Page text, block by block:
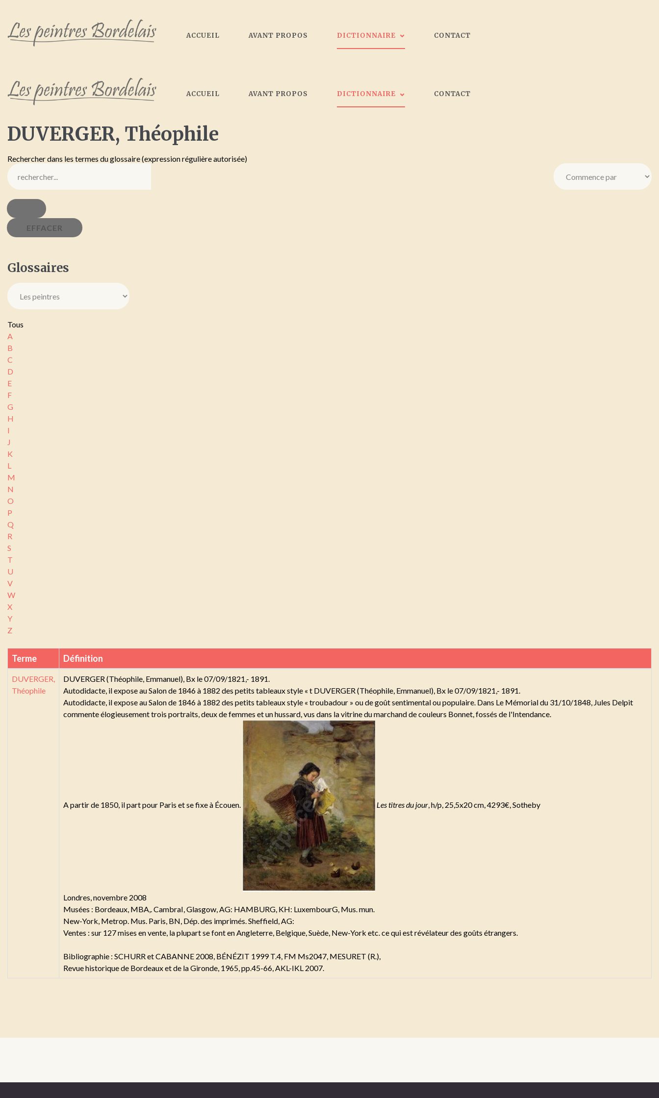
ACCUEIL AVANT PROPOS DICTIONNAIRE
Galeristes
CONTACT
ACCUEIL AVANT PROPOS DICTIONNAIRE CONTACT
DUVERGER, Théophile
Rechercher dans les termes du glossaire (expression régulière autorisée)
Glossaires
Tous
A
B
C
D
E
F
G
H
I
J
K
L
M
N
O
P
Q
R
S
T
U
V
W
X
Y
Z
Terme Définition
DUVERGER,
Théophile
DUVERGER (Théophile, Emmanuel), Bx le 07/09/1821,- 1891.
Autodidacte, il expose au Salon de 1846 à 1882 des petits tableaux style « t DUVERGER (Théophile, Emmanuel), Bx le 07/09/1821,- 1891.
Autodidacte, il expose au Salon de 1846 à 1882 des petits tableaux style « troubadour » ou de goût sentimental ou populaire. Dans Le Mémorial du 31/10/1848, Jules Delpit
commente élogieusement trois portraits, deux de femmes et un hussard, vus dans la vitrine du marchand de couleurs Bonnet, fossés de l'Intendance.
A partir de 1850, il part pour Paris et se fixe à Écouen. Les titres du jour, h/p, 25,5x20 cm, 4293€, Sotheby
Londres, novembre 2008
Musées : Bordeaux, MBA,. CambraI, Glasgow, AG: HAMBURG, KH: LuxembourG, Mus. mun.
New-York, Metrop. Mus. Paris, BN, Dép. des imprimés. Sheffield, AG:
Ventes : sur 127 mises en vente, la plupart se font en Angleterre, Belgique, Suède, New-York etc. ce qui est révélateur des goûts étrangers.
Bibliographie : SCHURR et CABANNE 2008, BÉNÉZIT 1999 T.4, FM Ms2047, MESURET (R.),
Revue historique de Bordeaux et de la Gironde, 1965, pp.45-66, AKL-IKL 2007.